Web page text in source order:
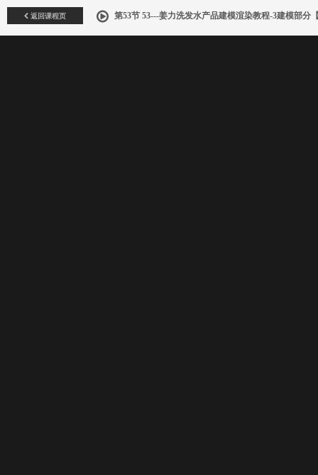
返回课程页 第53节 53---姜力洗发水产品建模渲染教程-3建模部分